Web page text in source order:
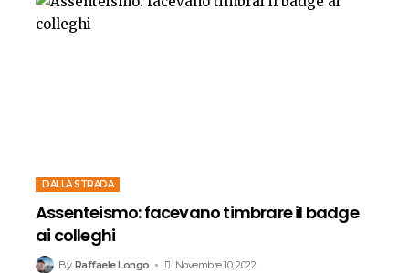
DALLA STRADA
Assenteismo: facevano timbrare il badge
ai colleghi
By Raffaele Longo Novembre 10, 2022